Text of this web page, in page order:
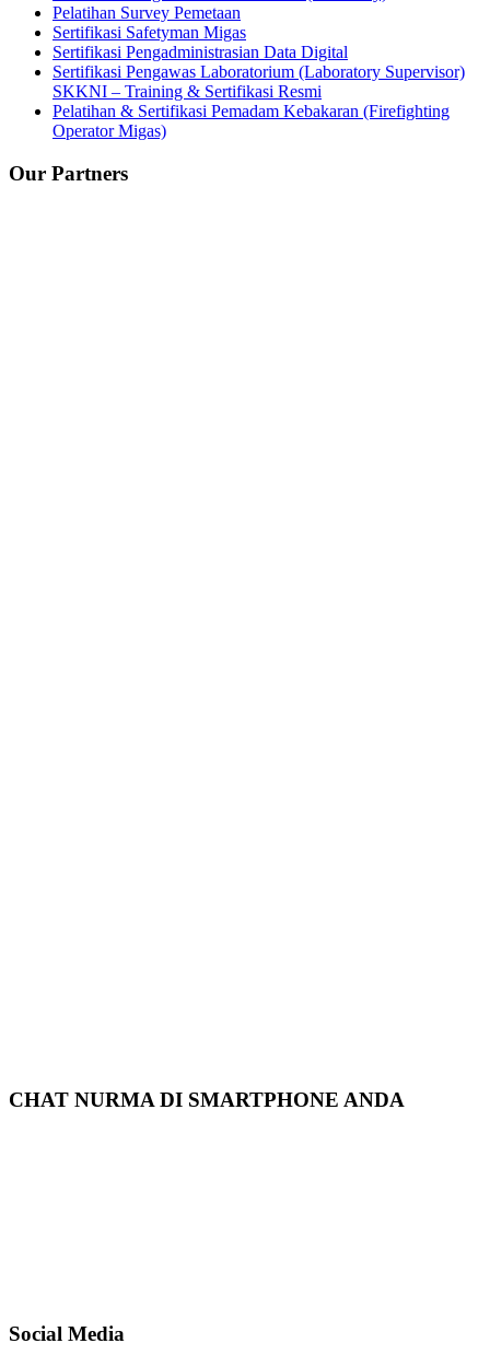
Pelatihan Survey Pemetaan
Sertifikasi Safetyman Migas
Sertifikasi Pengadministrasian Data Digital
Sertifikasi Pengawas Laboratorium (Laboratory Supervisor)
SKKNI – Training & Sertifikasi Resmi
Pelatihan & Sertifikasi Pemadam Kebakaran (Firefighting
Operator Migas)
Our Partners
CHAT NURMA DI SMARTPHONE ANDA
Social Media